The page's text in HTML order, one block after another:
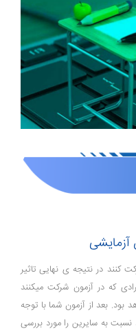
آزمایشی
کنند در نتیجه ی نهایی تاثیر
که در آزمون شرکت میکنند
بود. بعد از آزمون شما با توجه
به سایرین را مورد بررسی